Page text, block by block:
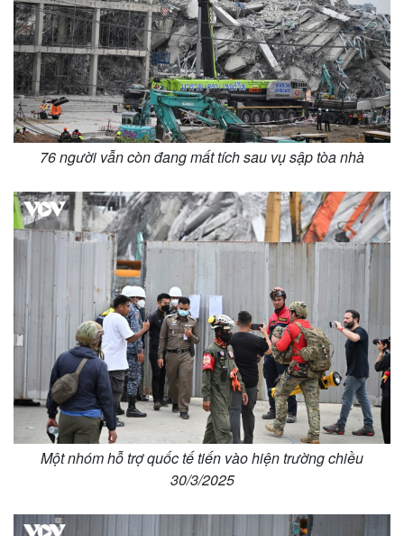
Kinh tế
Bất động sản
Khởi nghiệp
Thị trường
Giá vàng
Tiêu dùng
Tỷ giá
Chứng khoán
Giá cà phê
76 người vẫn còn đang mất tích sau vụ sập tòa nhà
Một nhóm hỗ trợ quốc tế tiến vào hiện trường chiều
30/3/2025